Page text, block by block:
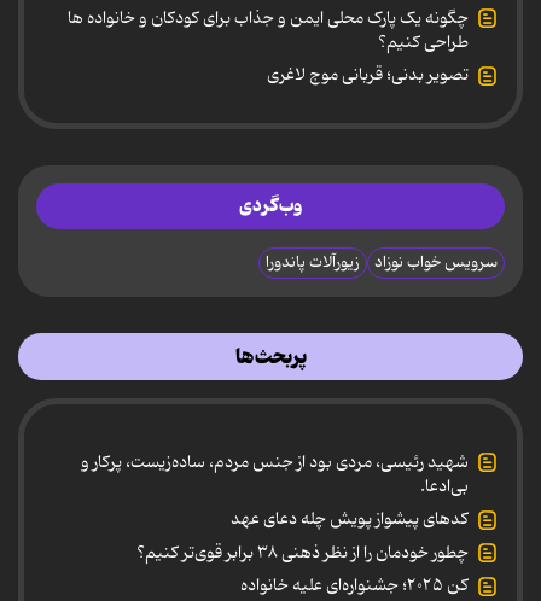
چگونه یک پارک محلی ایمن و جذاب برای کودکان و خانواده ها
طراحی کنیم؟
تصویر بدنی؛ قربانی موج لاغری
وب‌گردی
سرویس خواب نوزاد زیورآلات پاندورا
پربحث‌ها
شهید رئیسی، مردی بود از جنس مردم، ساده‌زیست، پرکار و
بی‌ادعا.
کدهای پیشواز پویش چله دعای عهد
چطور خودمان را از نظر ذهنی ۳۸ برابر قوی‌تر کنیم؟
کن ۲۰۲۵؛ جشنواره‌ای علیه خانواده